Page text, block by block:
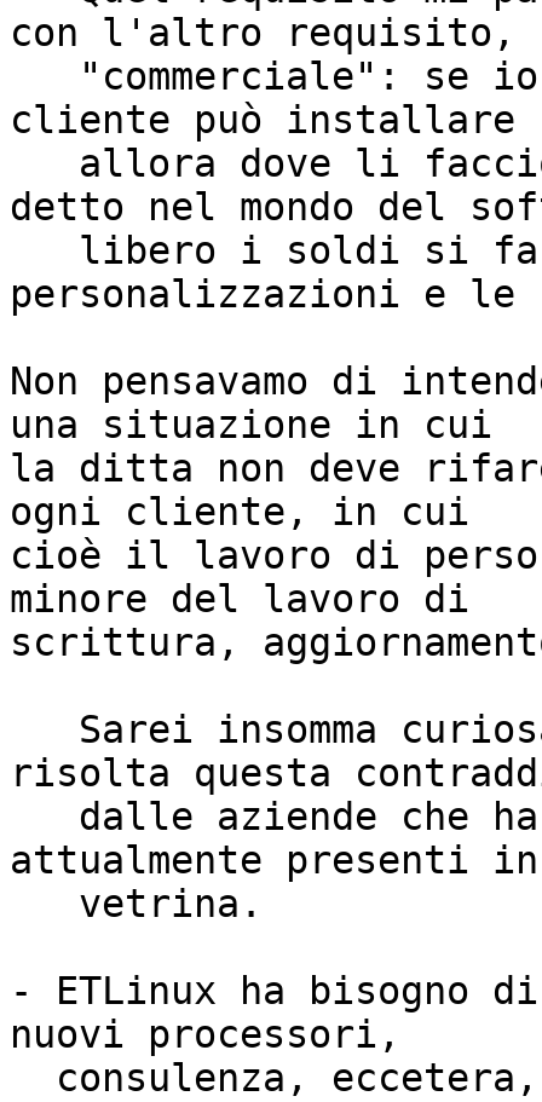
con l'altro requisito,
cliente può
detto nel mondo del
personalizzazioni e le
Non pensavamo di
una situazione in cui
la ditta non deve
ogni cliente, in cui
cioè il lavoro di
minore del lavoro di
scrittura,
risolta questa
attualmente presenti
- ETLinux ha bisogno
nuovi processori,